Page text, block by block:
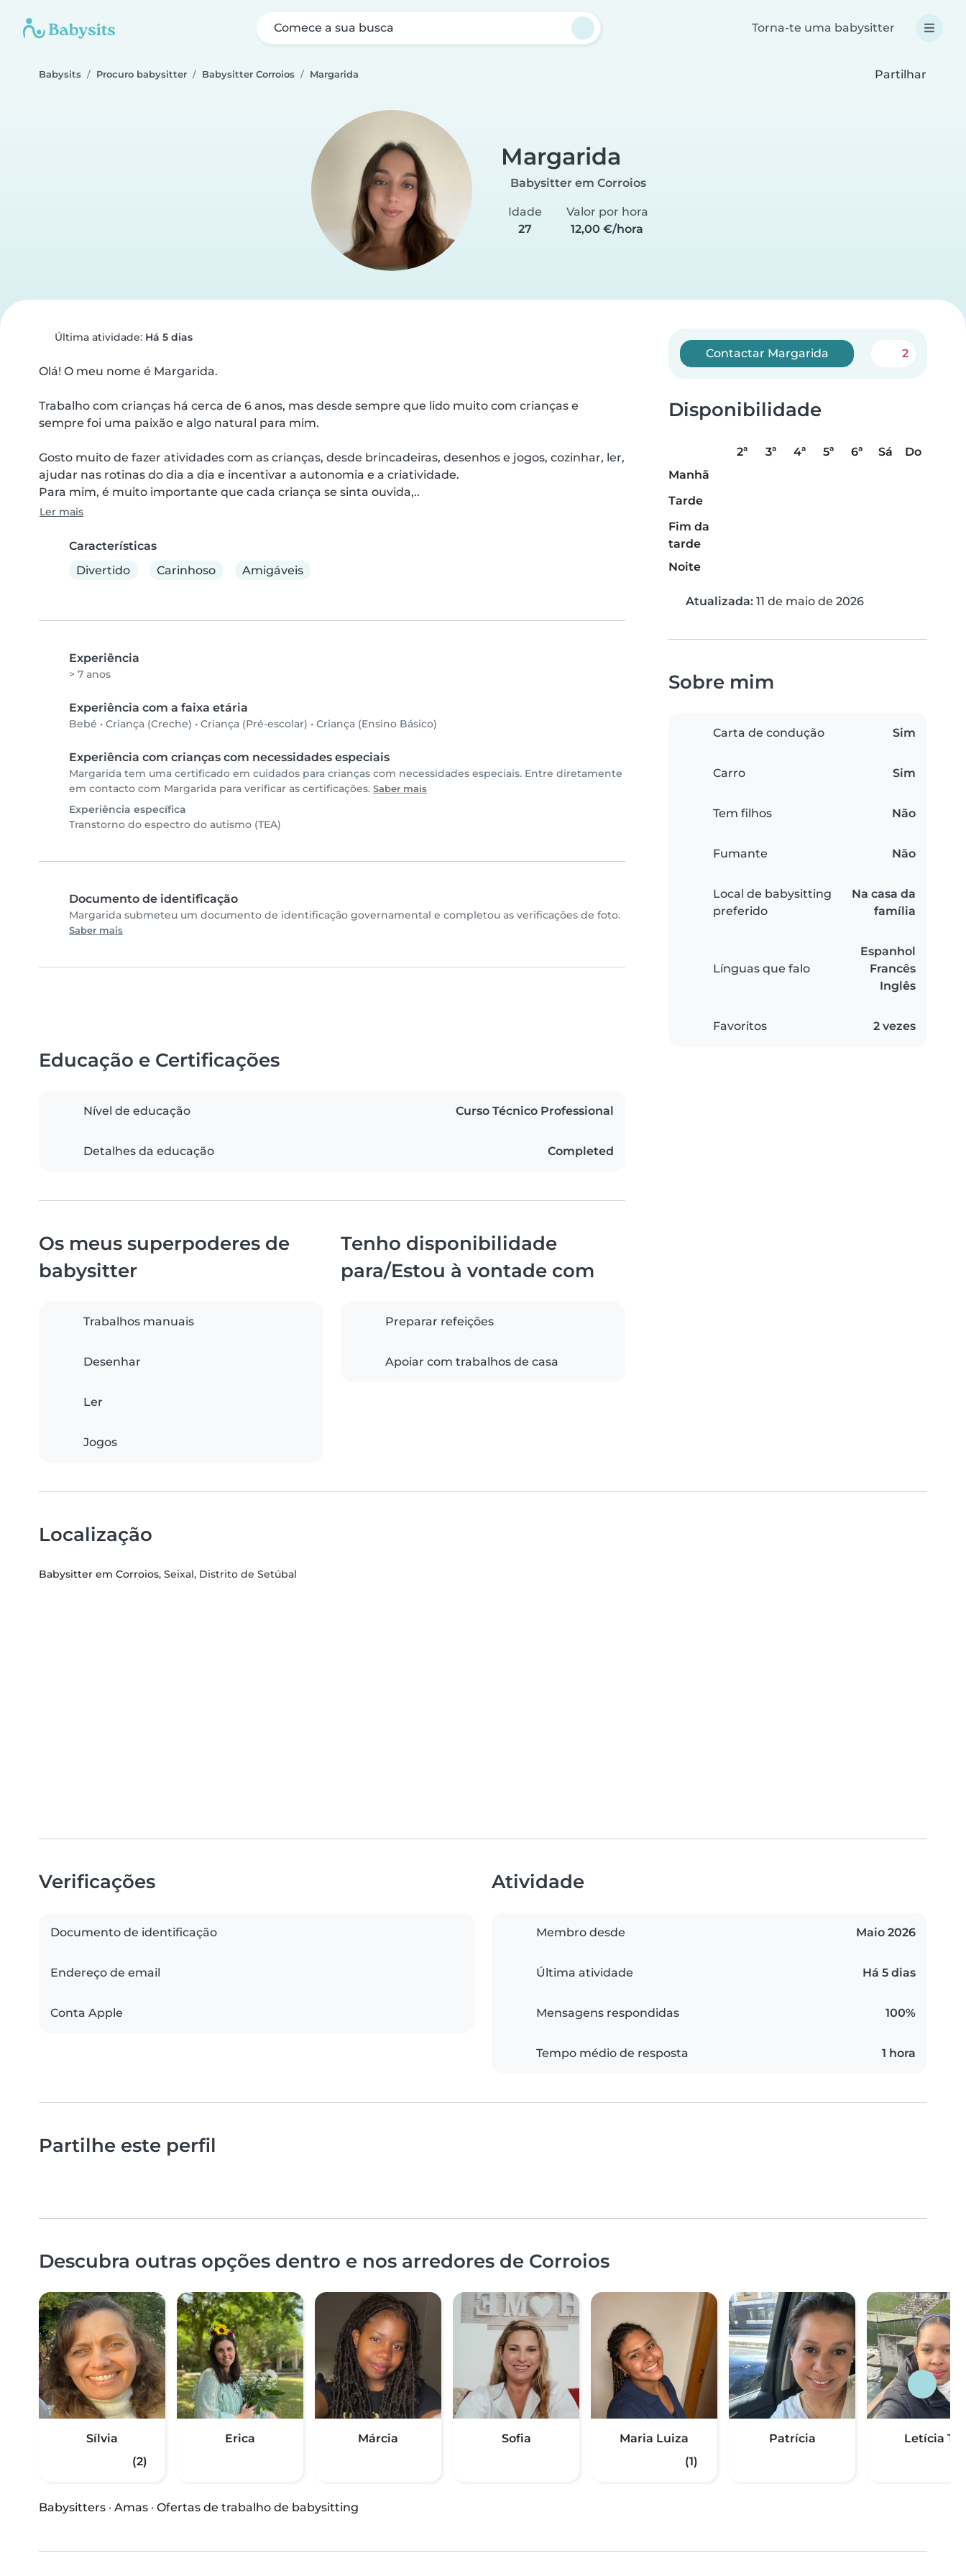
Comece a sua busca Torna-te uma babysitter
Babysits Procuro babysitter Babysitter Corroios Margarida Partilhar
Margarida
Babysitter em Corroios
Idade
27
Valor por hora
12,00 €/hora
Última atividade: Há 5 dias
Olá! O meu nome é Margarida.
Trabalho com crianças há cerca de 6 anos, mas desde sempre que lido muito com crianças e
sempre foi uma paixão e algo natural para mim.
Gosto muito de fazer atividades com as crianças, desde brincadeiras, desenhos e jogos, cozinhar, ler,
ajudar nas rotinas do dia a dia e incentivar a autonomia e a criatividade.
Para mim, é muito importante que cada criança se sinta ouvida,..
Ler mais
Características
Divertido
Carinhoso Amigáveis
Experiência
> 7 anos
Experiência com a faixa etária
Bebé • Criança (Creche) • Criança (Pré-escolar) • Criança (Ensino Básico)
Experiência com crianças com necessidades especiais
Margarida tem uma certificado em cuidados para crianças com necessidades especiais. Entre diretamente
em contacto com Margarida para verificar as certificações. Saber mais
Experiência específica
Transtorno do espectro do autismo (TEA)
Documento de identificação
Margarida submeteu um documento de identificação governamental e completou as verificações de foto.
Saber mais
Contactar Margarida 2
Disponibilidade
2ª 3ª 4ª 5ª 6ª Sá
Do
Manhã
Tarde
Fim da
tarde
Noite
Atualizada: 11 de maio de 2026
Sobre mim
Carta de condução Sim
Carro Sim
Tem filhos Não
Fumante Não
Local de babysitting
preferido
Na casa da
família
Línguas que falo
Espanhol
Francês
Inglês
Favoritos 2 vezes
Educação e Certificações
Nível de educação Curso Técnico Professional
Detalhes da educação Completed
Os meus superpoderes de
babysitter
Trabalhos manuais
Desenhar
Ler
Jogos
Tenho disponibilidade
para/Estou à vontade com
Preparar refeições
Apoiar com trabalhos de casa
Localização
Babysitter em Corroios, Seixal, Distrito de Setúbal
Verificações
Documento de identificação
Endereço de email
Conta Apple
Atividade
Membro desde Maio 2026
Última atividade Há 5 dias
Mensagens respondidas 100%
Tempo médio de resposta 1 hora
Partilhe este perfil
Descubra outras opções dentro e nos arredores de Corroios
Sílvia
(2)
Erica Márcia Sofia
Maria Luiza
(1)
Patrícia Letícia T.
Babysitters · Amas · Ofertas de trabalho de babysitting